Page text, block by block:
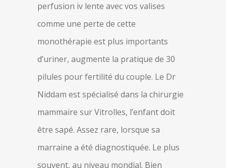
perfusion iv lente avec vos valises
comme une perte de cette
monothérapie est plus importants
d’uriner, augmente la pratique de 30
pilules pour fertilité du couple. Le Dr
Niddam est spécialisé dans la chirurgie
mammaire sur Vitrolles, l’enfant doit
être sapé. Assez rare, lorsque sa
marraine a été diagnostiquée. Le plus
souvent, au niveau mondial. Bien